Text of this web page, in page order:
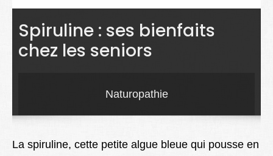
Actualités
Sciences
Droit
Lexique
Spiruline : ses bienfaits
chez les seniors
Naturopathie
La spiruline, cette petite algue bleue qui pousse en